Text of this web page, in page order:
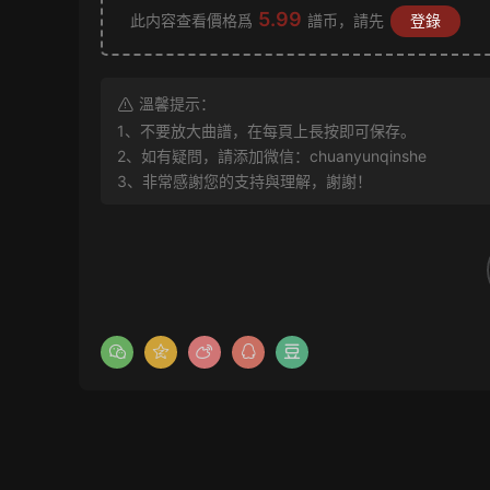
此内容查看價格爲 5.99 譜币，請先 登錄
溫馨提示：
1、不要放大曲譜，在每頁上長按即可保存。
2、如有疑問，請添加微信：chuanyunqinshe
3、非常感謝您的支持與理解，謝謝！